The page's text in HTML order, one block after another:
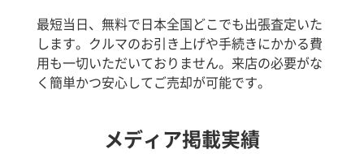
最短当日、無料で日本全国どこでも出張査定いた
します。クルマのお引き上げや手続きにかかる費
用も一切いただいておりません。来店の必要がな
く簡単かつ安心してご売却が可能です。
メディア掲載実績